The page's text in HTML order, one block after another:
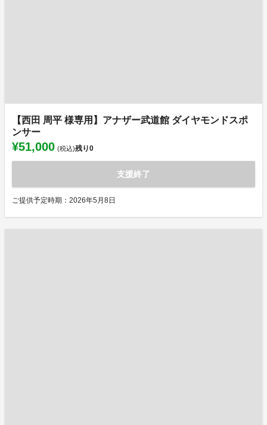
【西田 周平 様専用】アナザー武道館 ダイヤモンドスポ
ンサー
¥51,000 (税込)残り0
支援終了
ご提供予定時期：2026年5月8日